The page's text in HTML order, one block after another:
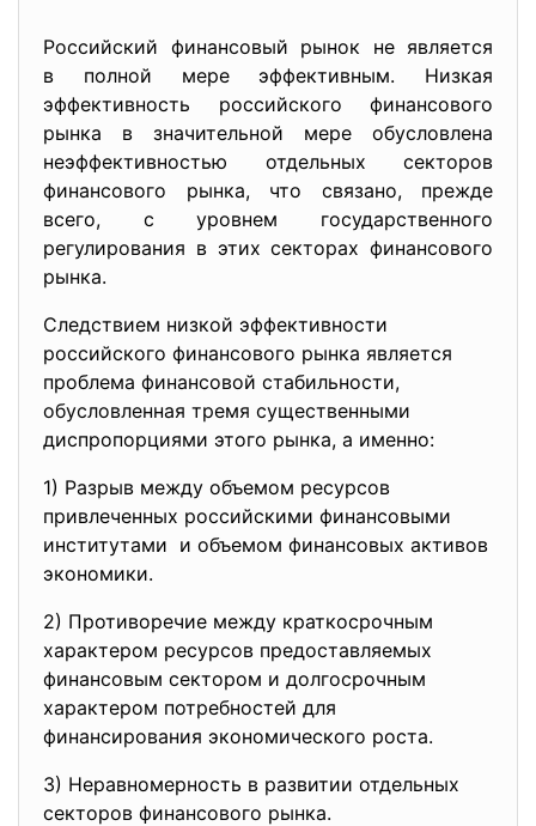
Российский финансовый рынок не является
в полной мере эффективным. Низкая
эффективность российского финансового
рынка в значительной мере обусловлена
неэффективностью отдельных секторов
финансового рынка, что связано, прежде
всего, с уровнем государственного
регулирования в этих секторах финансового
рынка.
Следствием низкой эффективности
российского финансового рынка является
проблема финансовой стабильности,
обусловленная тремя существенными
диспропорциями этого рынка, а именно:
1) Разрыв между объемом ресурсов
привлеченных российскими финансовыми
институтами и объемом финансовых активов
экономики.
2) Противоречие между краткосрочным
характером ресурсов предоставляемых
финансовым сектором и долгосрочным
характером потребностей для
финансирования экономического роста.
3) Неравномерность в развитии отдельных
секторов финансового рынка.